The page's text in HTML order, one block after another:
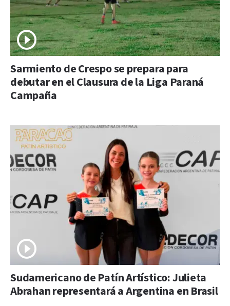
Sarmiento de Crespo se prepara para
debutar en el Clausura de la Liga Paraná
Campaña
Sudamericano de Patín Artístico: Julieta
Abrahan representará a Argentina en Brasil